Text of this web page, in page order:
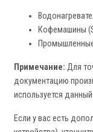
Кофемашины
Примечание: Для
документацию
используется
Если у вас есть